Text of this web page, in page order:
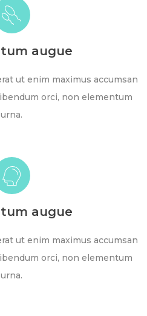
augue
ut enim maximus accumsan
orci, non elementum
urna.
augue
ut enim maximus accumsan
orci, non elementum
urna.